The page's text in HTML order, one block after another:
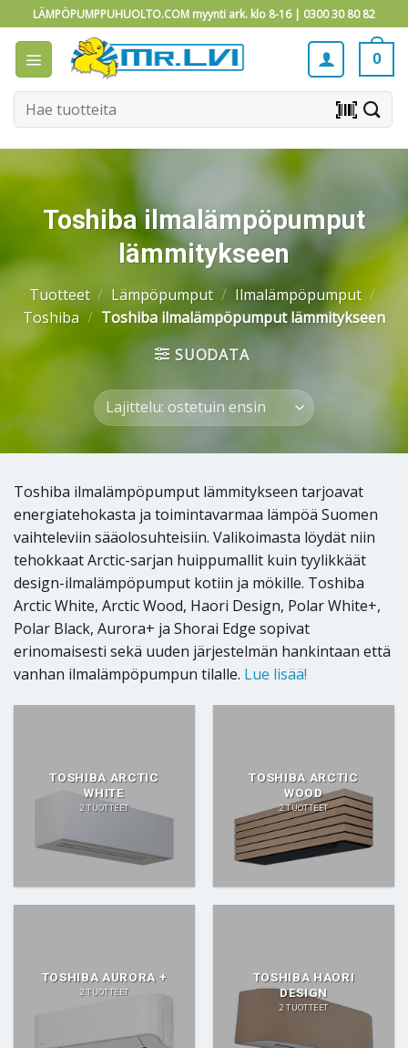
to
content
LÄMPÖPUMPPUHUOLTO.COM myynti ark. klo 8-16 | 0300 30 80 82
0
Etsi: barcode_scanner
Toshiba ilmalämpöpumput
lämmitykseen
Tuotteet / Lämpöpumput / Ilmalämpöpumput /
Toshiba / Toshiba ilmalämpöpumput lämmitykseen
SUODATA
Toshiba ilmalämpöpumput lämmitykseen tarjoavat
energiatehokasta ja toimintavarmaa lämpöä Suomen
vaihteleviin sääolosuhteisiin. Valikoimasta löydät niin
tehokkaat Arctic-sarjan huippumallit kuin tyylikkäät
design-ilmalämpöpumput kotiin ja mökille. Toshiba
Arctic White, Arctic Wood, Haori Design, Polar White+,
Polar Black, Aurora+ ja Shorai Edge sopivat
erinomaisesti sekä uuden järjestelmän hankintaan että
vanhan ilmalämpöpumpun tilalle. Lue lisää!
TOSHIBA ARCTIC
WHITE
2 TUOTTEET
TOSHIBA ARCTIC
WOOD
2 TUOTTEET
TOSHIBA AURORA +
2 TUOTTEET
TOSHIBA HAORI
DESIGN
2 TUOTTEET